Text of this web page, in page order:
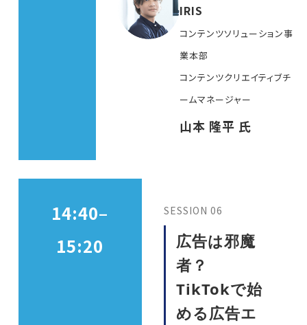
IRIS
コンテンツソリューション事
業本部
コンテンツクリエイティブチ
ームマネージャー
山本 隆平 氏
14:40–
15:20
SESSION 06
広告は邪魔
者？
TikTokで始
める広告エ